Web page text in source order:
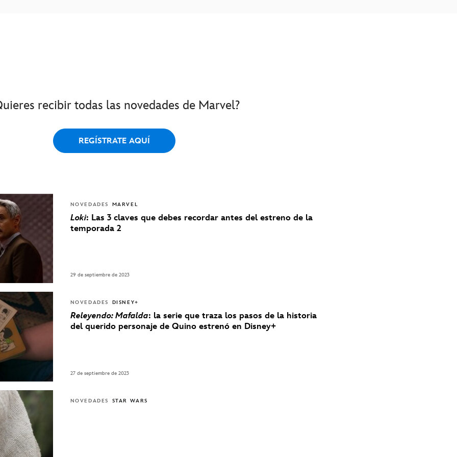
recibir todas las novedades de Marvel?
REGÍSTRATE AQUÍ
NOVEDADES MARVEL
Loki: Las 3 claves que debes recordar antes del estreno de la
temporada 2
29 de septiembre de 2023
NOVEDADES DISNEY+
Releyendo: Mafalda: la serie que traza los pasos de la historia
del querido personaje de Quino estrenó en Disney+
27 de septiembre de 2023
NOVEDADES STAR WARS